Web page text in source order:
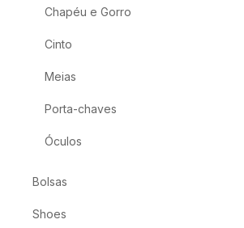
Chapéu e Gorro
Cinto
Meias
Porta-chaves
Óculos
Bolsas
Shoes